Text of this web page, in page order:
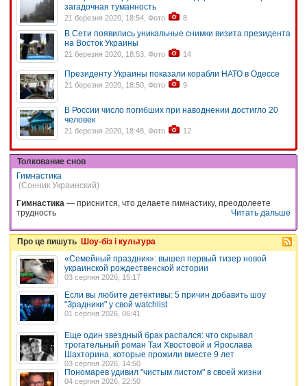
загадочная туманность
21 березня 2020, 18:54, Фото 8
В Сети появились уникальные снимки визита президента
на Восток Украины
21 березня 2020, 18:53, Фото 14
Президенту Украины показали корабли НАТО в Одессе
21 березня 2020, 18:50, Фото 9
В России число погибших при наводнении достигло 20
человек
21 березня 2020, 18:48, Фото 12
Толкование снов
Гимнастика
(Сонник Украинский)
Гимнастика — приснится, что делаете гимнастику, преодолеете
трудность
Читать дальше
Про це пишуть Шоу-біз і культура
«Семейный праздник»: вышел первый тизер новой
украинской рождественской истории
03 серпня 2026, 15:17
Если вы любите детективы: 5 причин добавить шоу
"Зрадники" у свой watchlist
01 серпня 2026, 06:41
Еще один звездный брак распался: что скрывал
трогательный роман Таи Хвостовой и Ярослава
Шахторина, которые прожили вместе 9 лет
03 серпня 2026, 14:50
Пономарев удивил "чистым листом" в своей жизни
04 серпня 2026, 22:50